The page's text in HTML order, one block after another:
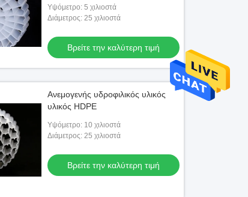
Υψόμετρο: 5 χιλιοστά
Διάμετρος: 25 χιλιοστά
Βρείτε την καλύτερη τιμή
Ανεμογενής υδροφιλικός υλικός
υλικός HDPE
Υψόμετρο: 10 χιλιοστά
Διάμετρος: 25 χιλιοστά
Βρείτε την καλύτερη τιμή